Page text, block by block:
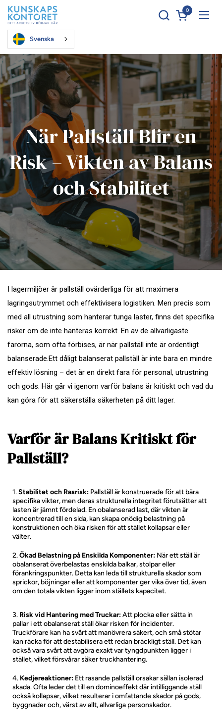
Hoppa till innehållet
Öppna
0
Svenska
När Pallställ Blir en
Risk – Vikten av Balans
och Stabilitet
I lagermiljöer är pallställ ovärderliga för att maximera
lagringsutrymmet och effektivisera logistiken. Men precis som
med all utrustning som hanterar tunga laster, finns det specifika
risker om de inte hanteras korrekt. En av de allvarligaste
farorna, som ofta förbises, är när pallställ inte är ordentligt
balanserade.Ett dåligt balanserat pallställ är inte bara en mindre
effektiv lösning – det är en direkt fara för personal, utrustning
och gods. Här går vi igenom varför balans är kritiskt och vad du
kan göra för att säkerställa säkerheten på ditt lager.
Varför är Balans Kritiskt för
Pallställ?
Stabilitet och Rasrisk: Pallställ är konstruerade för att bära
specifika vikter, men deras strukturella integritet förutsätter att
lasten är jämnt fördelad. En obalanserad last, där vikten är
koncentrerad till en sida, kan skapa onödig belastning på
konstruktionen och öka risken för att stället kollapsar eller
välter.
Ökad Belastning på Enskilda Komponenter: När ett ställ är
obalanserat överbelastas enskilda balkar, stolpar eller
förankringspunkter. Detta kan leda till strukturella skador som
sprickor, böjningar eller att komponenter ger vika över tid, även
om den totala vikten ligger inom ställets kapacitet.
Risk vid Hantering med Truckar:Att plocka eller sätta in
pallar i ett obalanserat ställ ökar risken för incidenter.
Truckförare kan ha svårt att manövrera säkert, och små stötar
kan räcka för att destabilisera ett redan bräckligt ställ. Det kan
också vara svårt att avgöra exakt var tyngdpunkten ligger i
stället, vilket försvårar säker truckhantering.
Kedjereaktioner: Ett rasande pallställ orsakar sällan isolerad
skada. Ofta leder det till en dominoeffekt där intilliggande ställ
också kollapsar, vilket resulterar i omfattande skador på gods,
byggnader och, värst av allt, allvarliga personskador.